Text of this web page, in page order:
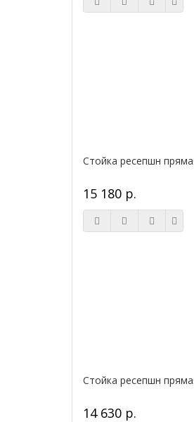
Стойка ресепшн
15 180 р.
Стойка ресепшн
14 630 р.